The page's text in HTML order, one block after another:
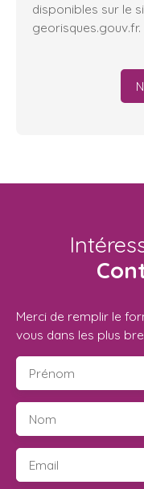
disponibles sur le
georisques.gouv.fr.
Merci de remplir le
vous dans les plus
Prénom
Nom
Email